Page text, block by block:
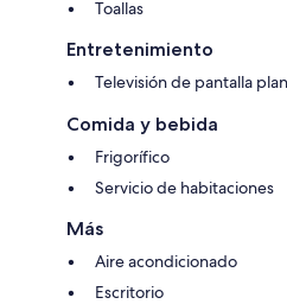
Toallas
Entretenimiento
Televisión de pantalla
Comida y bebida
Frigorífico
Servicio de habitaciones
Más
Aire acondicionado
Escritorio